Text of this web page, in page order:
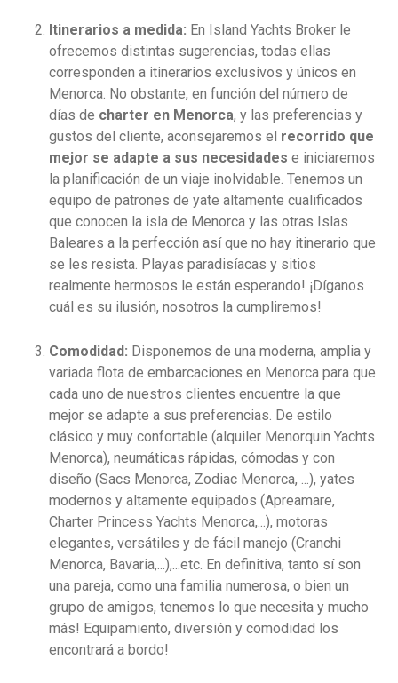
Itinerarios a medida: En Island Yachts Broker le
ofrecemos distintas sugerencias, todas ellas
corresponden a itinerarios exclusivos y únicos en
Menorca. No obstante, en función del número de
días de charter en Menorca, y las preferencias y
gustos del cliente, aconsejaremos el recorrido que
mejor se adapte a sus necesidades e iniciaremos
la planificación de un viaje inolvidable. Tenemos un
equipo de patrones de yate altamente cualificados
que conocen la isla de Menorca y las otras Islas
Baleares a la perfección así que no hay itinerario que
se les resista. Playas paradisíacas y sitios
realmente hermosos le están esperando! ¡Díganos
cuál es su ilusión, nosotros la cumpliremos!
Comodidad: Disponemos de una moderna, amplia y
variada flota de embarcaciones en Menorca para que
cada uno de nuestros clientes encuentre la que
mejor se adapte a sus preferencias. De estilo
clásico y muy confortable (alquiler Menorquin Yachts
Menorca), neumáticas rápidas, cómodas y con
diseño (Sacs Menorca, Zodiac Menorca, ...), yates
modernos y altamente equipados (Apreamare,
Charter Princess Yachts Menorca,...), motoras
elegantes, versátiles y de fácil manejo (Cranchi
Menorca, Bavaria,...),...etc. En definitiva, tanto sí son
una pareja, como una familia numerosa, o bien un
grupo de amigos, tenemos lo que necesita y mucho
más! Equipamiento, diversión y comodidad los
encontrará a bordo!